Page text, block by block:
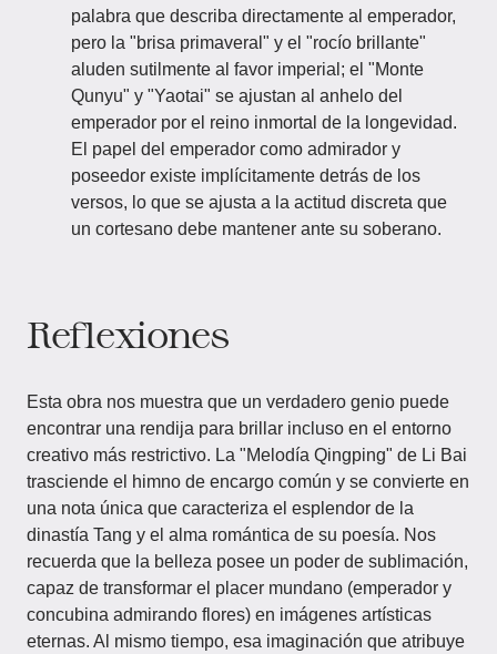
palabra que describa directamente al emperador,
pero la "brisa primaveral" y el "rocío brillante"
aluden sutilmente al favor imperial; el "Monte
Qunyu" y "Yaotai" se ajustan al anhelo del
emperador por el reino inmortal de la longevidad.
El papel del emperador como admirador y
poseedor existe implícitamente detrás de los
versos, lo que se ajusta a la actitud discreta que
un cortesano debe mantener ante su soberano.
Reflexiones
Esta obra nos muestra que un verdadero genio puede
encontrar una rendija para brillar incluso en el entorno
creativo más restrictivo. La "Melodía Qingping" de Li Bai
trasciende el himno de encargo común y se convierte en
una nota única que caracteriza el esplendor de la
dinastía Tang y el alma romántica de su poesía. Nos
recuerda que la belleza posee un poder de sublimación,
capaz de transformar el placer mundano (emperador y
concubina admirando flores) en imágenes artísticas
eternas. Al mismo tiempo, esa imaginación que atribuye